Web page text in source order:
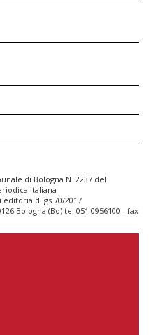
di Bologna N. 2237 del
Italiana
d.lgs 70/2017
Bologna (Bo) tel 051 0956100 - fax